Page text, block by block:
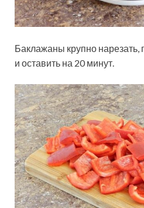
Баклажаны крупно нарезать,
и оставить на 20 минут.